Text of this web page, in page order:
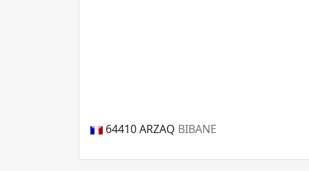
64410ARZAQ BIBANE